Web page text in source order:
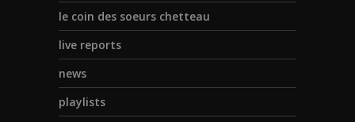
le coin des soeurs chetteau
live reports
news
playlists